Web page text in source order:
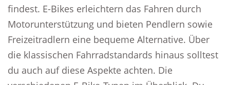
findest. E-Bikes erleichtern das Fahren durch
Motorunterstützung und bieten Pendlern sowie
Freizeitradlern eine bequeme Alternative. Über
die klassischen Fahrradstandards hinaus solltest
du auch auf diese Aspekte achten. Die